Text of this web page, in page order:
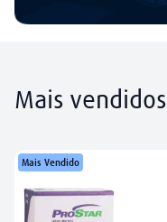
Mais vendidos
Mais Vendido